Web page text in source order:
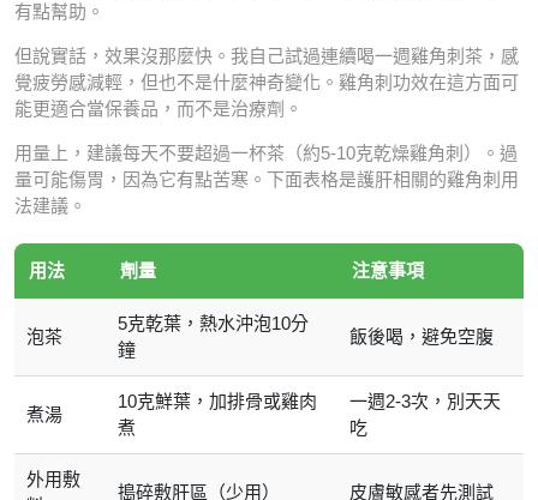
有點幫助。
但說實話，效果沒那麼快。我自己試過連續喝一週雞角刺茶，感
覺疲勞感減輕，但也不是什麼神奇變化。雞角刺功效在這方面可
能更適合當保養品，而不是治療劑。
用量上，建議每天不要超過一杯茶（約5-10克乾燥雞角刺）。過
量可能傷胃，因為它有點苦寒。下面表格是護肝相關的雞角刺用
法建議。
用法 劑量 注意事項
泡茶
5克乾葉，熱水沖泡10分
鐘
飯後喝，避免空腹
煮湯
10克鮮葉，加排骨或雞肉
煮
一週2-3次，別天天
吃
外用敷
搗碎敷肝區（少用） 皮膚敏感者先測試